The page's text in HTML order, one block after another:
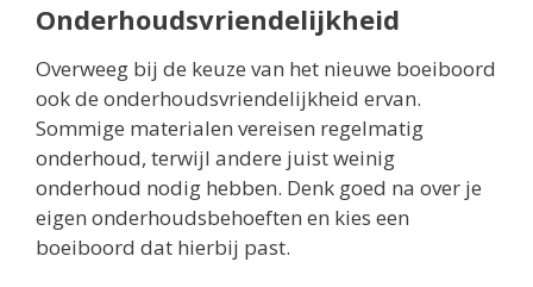
Onderhoudsvriendelijkheid
Overweeg bij de keuze van het nieuwe boeiboord
ook de onderhoudsvriendelijkheid ervan.
Sommige materialen vereisen regelmatig
onderhoud, terwijl andere juist weinig
onderhoud nodig hebben. Denk goed na over je
eigen onderhoudsbehoeften en kies een
boeiboord dat hierbij past.